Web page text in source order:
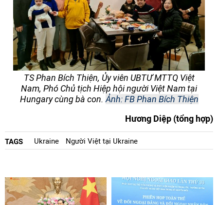
TS Phan Bích Thiện, Ủy viên UBTƯ MTTQ Việt
Nam, Phó Chủ tịch Hiệp hội người Việt Nam tại
Hungary cùng bà con. Ảnh: FB Phan Bích Thiện
Hương Diệp (tổng hợp)
TAGS Ukraine Người Việt tại Ukraine